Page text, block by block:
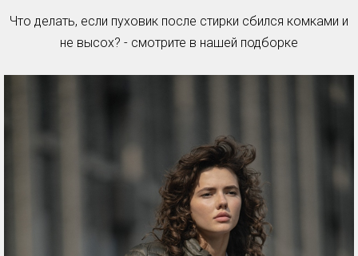
Что делать, если пуховик после стирки сбился комками и
не высох? - смотрите в нашей подборке